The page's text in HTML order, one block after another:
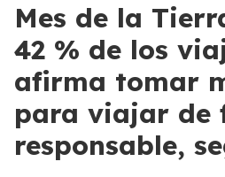
Mes de la
42 % de los
afirma tomar
para viajar de
responsable,